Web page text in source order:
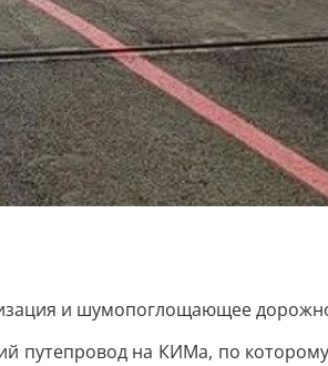
и шумопоглощающее
путепровод на КИМа, по